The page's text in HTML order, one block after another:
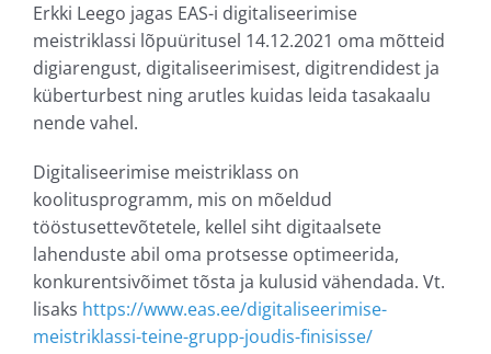
Erkki Leego jagas EAS-i digitaliseerimise
meistriklassi lõpuüritusel 14.12.2021 oma mõtteid
digiarengust, digitaliseerimisest, digitrendidest ja
küberturbest ning arutles kuidas leida tasakaalu
nende vahel.
Digitaliseerimise meistriklass on
koolitusprogramm, mis on mõeldud
tööstusettevõtetele, kellel siht digitaalsete
lahenduste abil oma protsesse optimeerida,
konkurentsivõimet tõsta ja kulusid vähendada. Vt.
lisaks https://www.eas.ee/digitaliseerimise-
meistriklassi-teine-grupp-joudis-finisisse/